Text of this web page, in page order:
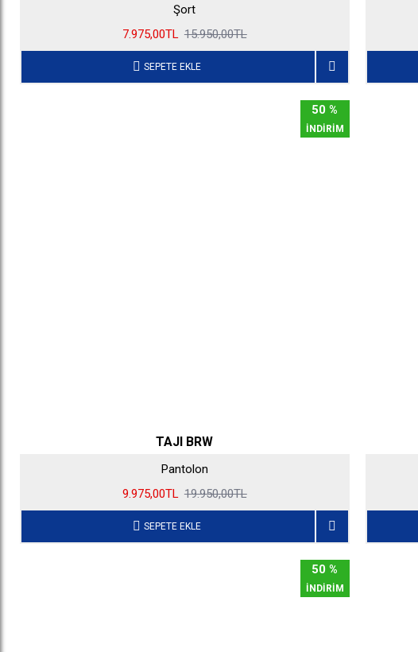
Şort
7.975,00TL 15.950,00TL
SEPETE EKLE
İNDİRİM
50 %
TAJI BRW
Pantolon
9.975,00TL 19.950,00TL
SEPETE EKLE
İNDİRİM
50 %